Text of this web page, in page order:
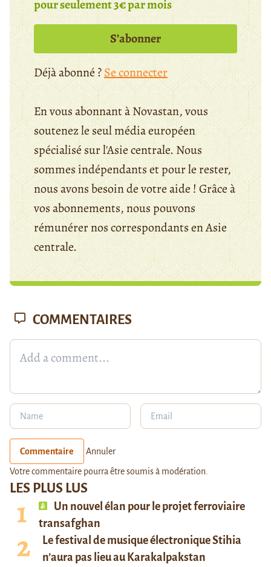
pour seulement 3€ par mois
S’abonner
Déjà abonné ?Se connecter
En vous abonnant à Novastan, vous
soutenez le seul média européen
spécialisé sur l'Asie centrale. Nous
sommes indépendants et pour le rester,
nous avons besoin de votre aide ! Grâce à
vos abonnements, nous pouvons
rémunérer nos correspondants en Asie
centrale.
LES PLUS LUS
Un nouvel élan pour le projet ferroviaire
transafghan
Le festival de musique électronique Stihia
n’aura pas lieu au Karakalpakstan
COMMENTAIRES
Commentaire Annuler
Votre commentaire pourra être soumis à modération.